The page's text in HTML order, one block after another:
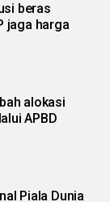
beras
jaga harga
alokasi
APBD
Piala Dunia